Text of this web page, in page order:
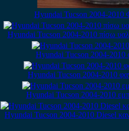
Hyundai Tucson 2004-2010
Hyundai Tucson 2004-2010 πίσω
Hyundai Tucson 2004-2010
Hyundai Tucson 2004-2010
Hyundai Tucson 2004-2010
Hyundai Tucson 2004-2010 Diesel